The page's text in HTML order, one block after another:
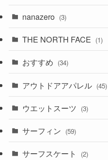
nanazero (3)
THE NORTH FACE (1)
おすすめ (34)
アウトドアアパレル (45)
ウエットスーツ (3)
サーフィン (59)
サーフスケート (2)